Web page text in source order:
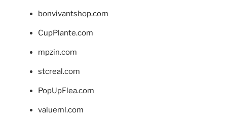
bonvivantshop.com
CupPlante.com
mpzin.com
stcreal.com
PopUpFlea.com
valueml.com